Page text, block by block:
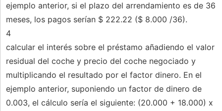
ejemplo anterior, si el plazo del arrendamiento es de 36
meses, los pagos serían $ 222.22 ($ 8.000 /36).
4
calcular el interés sobre el préstamo añadiendo el valor
residual del coche y precio del coche negociado y
multiplicando el resultado por el factor dinero. En el
ejemplo anterior, suponiendo un factor de dinero de
0.003, el cálculo sería el siguiente: (20.000 + 18.000) x